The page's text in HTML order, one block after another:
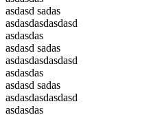
asdasd sadas
asdasdasdasdasd
asdasdas
asdasd sadas
asdasdasdasdasd
asdasdas
asdasd sadas
asdasdasdasdasd
asdasdas